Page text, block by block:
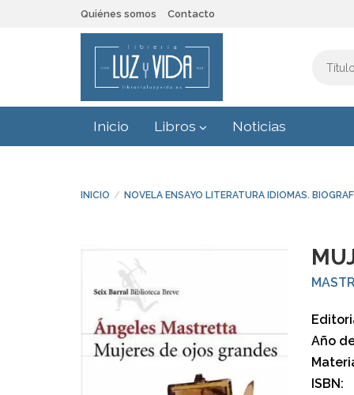
Quiénes somos Contacto
Inicio Libros Noticias
INICIO NOVELA ENSAYO LITERATURA IDIOMAS.
Año
ISBN: